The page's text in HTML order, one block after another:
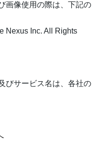
画像使用の際は、下記の
Nexus Inc. All Rights
びサービス名は、各社の